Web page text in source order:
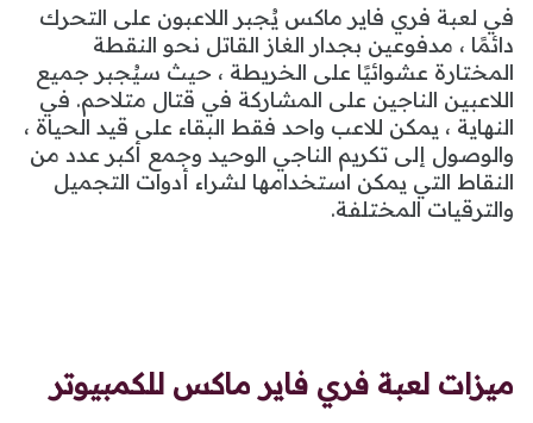
في لعبة فري فاير ماكس يُجبر اللاعبون على التحرك
دائمًا ، مدفوعين بجدار الغاز القاتل نحو النقطة
المختارة عشوائيًا على الخريطة ، حيث سيُجبر جميع
اللاعبين الناجين على المشاركة في قتال متلاحم. في
النهاية ، يمكن للاعب واحد فقط البقاء على قيد الحياة ،
والوصول إلى تكريم الناجي الوحيد وجمع أكبر عدد من
النقاط التي يمكن استخدامها لشراء أدوات التجميل
والترقيات المختلفة.
ميزات لعبة فري فاير ماكس للكمبيوتر